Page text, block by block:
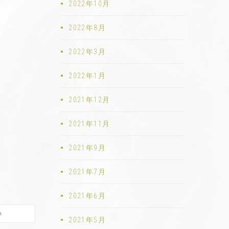
2022年10月
2022年8月
2022年3月
2022年1月
2021年12月
2021年11月
2021年9月
2021年7月
2021年6月
2021年5月